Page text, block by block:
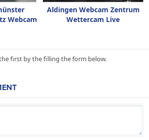
Webcam
Aldingen Webcam Zentrum
Wettercam Live
first by the filling the form below.